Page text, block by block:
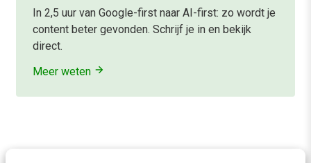
In 2,5 uur van Google-first naar AI-first: zo wordt je
content beter gevonden. Schrijf je in en bekijk
direct.
Meer weten